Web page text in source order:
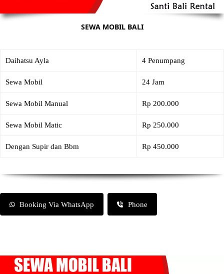
SEWA MOBIL BALI
Daihatsu Ayla 4 Penumpang
Sewa Mobil 24 Jam
Sewa Mobil Manual Rp 200.000
Sewa Mobil Matic Rp 250.000
Dengan Supir dan Bbm Rp 450.000
Booking Via WhatsApp Phone